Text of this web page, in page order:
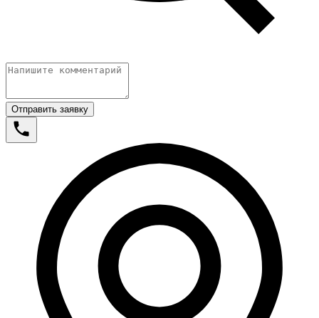
Отправить заявку